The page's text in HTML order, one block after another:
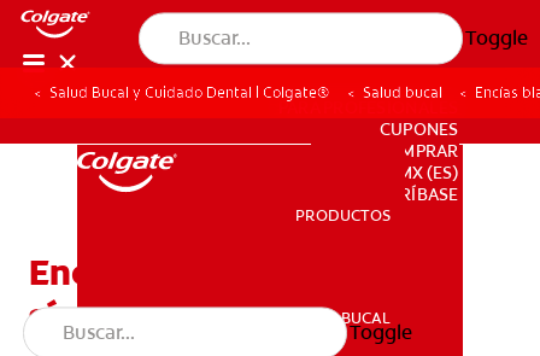
Toggle
PRODUCTOS
SALUD BUCAL
PARA PROFESIONALES
CUPONES
DONDE COMPRAR
MX (ES)
SUSCRÍBASE
PRODUCTOS
SALUD BUCAL
Toggle
Salud Bucal y Cuidado Dental | Colgate® Salud bucal Encías
Encías blancas: Causas y
síntomas